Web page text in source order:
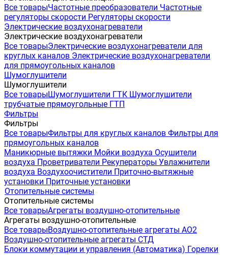
Все товарыЧастотные преобразователи Частотные
регуляторы скорости Регуляторы скорости
Электрические воздухонагреватели
Электрические воздухонагреватели
Все товарыЭлектрические воздухонагреватели для
круглых каналов Электрические воздухонагреватели
для прямоугольных каналов
Шумоглушители
Шумоглушители
Все товарыШумоглушители ГТК Шумоглушители
трубчатые прямоугольные ГТП
Фильтры
Фильтры
Все товарыФильтры для круглых каналов Фильтры для
прямоугольных каналов
Маникюрные вытяжки Мойки воздуха Осушители
воздуха Проветриватели Рекуператоры Увлажнители
воздуха Воздухоочистители Приточно-вытяжные
установки Приточные установки
Отопительные системы
Отопительные системы
Все товарыАгрегаты воздушно-отопительные
Агрегаты воздушно-отопительные
Все товарыВоздушно-отопительные агрегаты АО2
Воздушно-отопительные агрегаты СТД
Блоки коммутации и управления (Автоматика) Горелки